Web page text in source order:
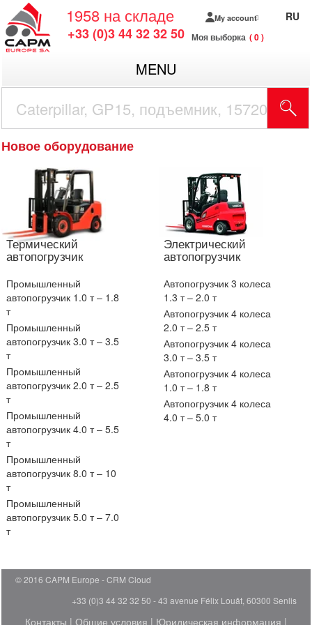
1958 на складе
+33 (0)3 44 32 32 50
My account
Моя выборка 0
RU
MENU
Новое оборудование
Термический
автопогрузчик
Промышленный
автопогрузчик 1.0 т – 1.8
т
Промышленный
автопогрузчик 3.0 т – 3.5
т
Промышленный
автопогрузчик 2.0 т – 2.5
т
Промышленный
автопогрузчик 4.0 т – 5.5
т
Промышленный
автопогрузчик 8.0 т – 10
т
Промышленный
автопогрузчик 5.0 т – 7.0
т
Электрический
автопогрузчик
Автопогрузчик 3 колеса
1.3 т – 2.0 т
Автопогрузчик 4 колеса
2.0 т – 2.5 т
Автопогрузчик 4 колеса
3.0 т – 3.5 т
Автопогрузчик 4 колеса
1.0 т – 1.8 т
Автопогрузчик 4 колеса
4.0 т – 5.0 т
© 2016 CAPM Europe
CRM Cloud
+33 (0)3 44 32 32 50 - 43 avenue Félix Louât, 60300 Senlis
Контакты | Общие условия | Юридическая информация |